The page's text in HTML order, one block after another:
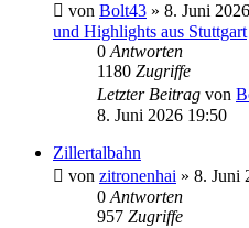
von Bolt43 » 8. Juni
und Highlights aus Stuttgart
0 Antworten
1180 Zugriffe
Letzter Beitrag von
8. Juni 2026 19:50
Zillertalbahn
von zitronenhai » 8. Juni
0 Antworten
957 Zugriffe